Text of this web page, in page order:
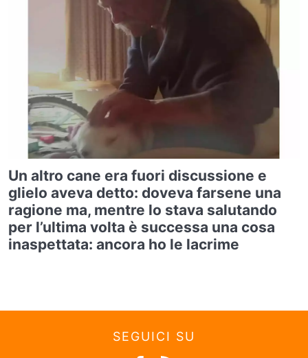
Un altro cane era fuori discussione e
glielo aveva detto: doveva farsene una
ragione ma, mentre lo stava salutando
per l’ultima volta è successa una cosa
inaspettata: ancora ho le lacrime
SEGUICI SU